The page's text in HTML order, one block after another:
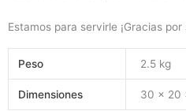
Estamos para servirle ¡Gracias
Peso 2.5 kg
Dimensiones 30 × 20